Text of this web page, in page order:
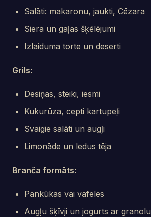
Salāti: makaronu, jaukti, Cēzara
Siera un gaļas šķēlējumi
Izlaiduma torte un deserti
Grils:
Desiņas, steiki, iesmi
Kukurūza, cepti kartupeļi
Svaigie salāti un augļi
Limonāde un ledus tēja
Branča formāts:
Pankūkas vai vafeles
Augļu šķīvji un jogurts ar granolu